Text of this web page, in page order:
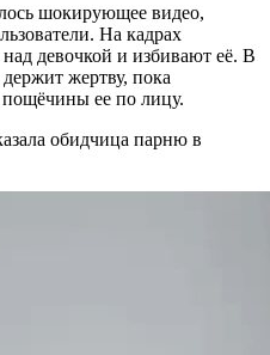
шокирующее видео,
На кадрах
девочкой и избивают её. В
жертву, пока
пощёчины ее по лицу.
обидчица парню в